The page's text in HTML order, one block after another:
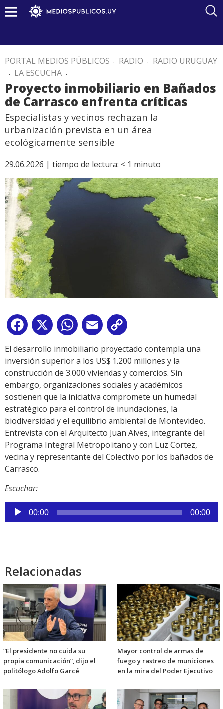
PORTAL MEDIOS PÚBLICOS . RADIO . RADIO URUGUAY
. LA ESCUCHA .
Proyecto inmobiliario en Bañados
de Carrasco enfrenta críticas
Especialistas y vecinos rechazan la
urbanización prevista en un área
ecológicamente sensible
29.06.2026 | tiempo de lectura: < 1 minuto
Facebook
X WhatsApp
Email
Link
El desarrollo inmobiliario proyectado contempla una
inversión superior a los US$ 1.200 millones y la
construcción de 3.000 viviendas y comercios. Sin
embargo, organizaciones sociales y académicos
sostienen que la iniciativa compromete un humedal
estratégico para el control de inundaciones, la
biodiversidad y el equilibrio ambiental de Montevideo.
Entrevista con el Arquitecto Juan Alves, integrante del
Programa Integral Metropolitano y con Luz Cortez,
vecina y representante del Colectivo por los bañados de
Carrasco.
Escuchar:
Reproductor
de
00:00 00:00
Relacionadas
“El presidente no cuida su
propia comunicación”, dijo el
politólogo Adolfo Garcé
Mayor control de armas de
fuego y rastreo de municiones
en la mira del Poder Ejecutivo